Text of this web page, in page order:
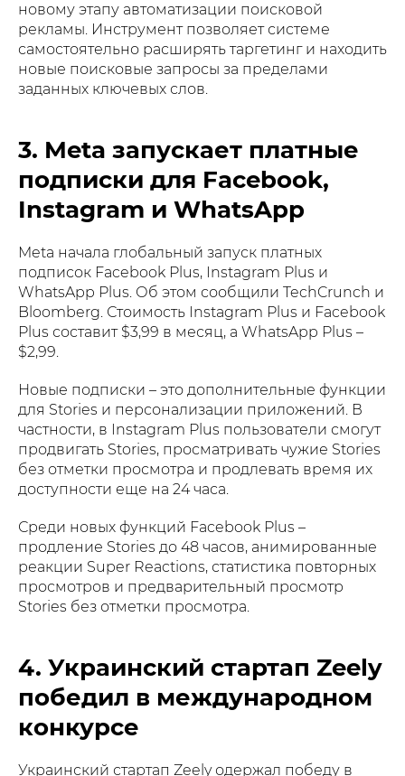
новому этапу автоматизации поисковой
рекламы. Инструмент позволяет системе
самостоятельно расширять таргетинг и находить
новые поисковые запросы за пределами
заданных ключевых слов.
3. Meta запускает платные
подписки для Facebook,
Instagram и WhatsApp
Meta начала глобальный запуск платных
подписок Facebook Plus, Instagram Plus и
WhatsApp Plus. Об этом сообщили TechCrunch и
Bloomberg. Стоимость Instagram Plus и Facebook
Plus составит $3,99 в месяц, а WhatsApp Plus –
$2,99.
Новые подписки – это дополнительные функции
для Stories и персонализации приложений. В
частности, в Instagram Plus пользователи смогут
продвигать Stories, просматривать чужие Stories
без отметки просмотра и продлевать время их
доступности еще на 24 часа.
Среди новых функций Facebook Plus –
продление Stories до 48 часов, анимированные
реакции Super Reactions, статистика повторных
просмотров и предварительный просмотр
Stories без отметки просмотра.
4. Украинский стартап Zeely
победил в международном
конкурсе
Украинский стартап Zeely одержал победу в